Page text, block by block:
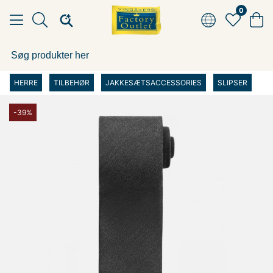
0
HERRE TILBEHØR JAKKESÆTSACCESSORIES SLIPSER
-39%